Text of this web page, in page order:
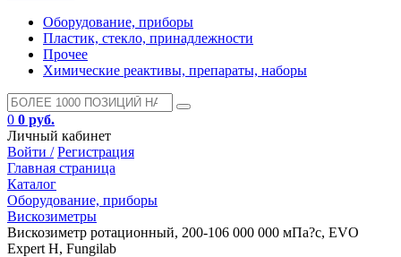
Оборудование, приборы
Пластик, стекло, принадлежности
Прочее
Химические реактивы, препараты, наборы
0 0 руб.
Личный кабинет
Войти / Регистрация
Главная страница
Каталог
Оборудование, приборы
Вискозиметры
Вискозиметр ротационный, 200-106 000 000 мПа?с, EVO
Expert H, Fungilab